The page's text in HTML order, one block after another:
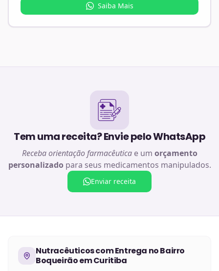
Saiba Mais
Tem uma receita? Envie pelo WhatsApp
Receba orientação farmacêuticae um orçamento
personalizado para seus medicamentos manipulados.
Enviar receita
Nutracêuticoscom Entrega noBairro
Boqueirão em Curitiba